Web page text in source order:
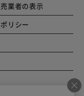
業者の表示
リシー